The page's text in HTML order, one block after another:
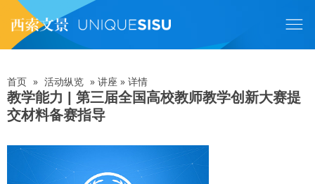
主
内
容面
包
首页 » 活动纵览 » 讲座 » 详情
教学能力 | 第三届全国高校教师教学创新大赛提
交材料备赛指导